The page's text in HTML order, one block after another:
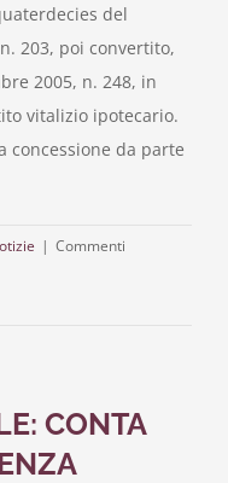
del
203, poi convertito,
2005, n. 248, in
vitalizio ipotecario.
concessione da parte
| Commenti
CONTA